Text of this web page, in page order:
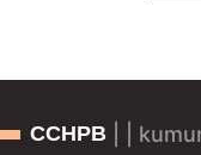
CCHPB | |